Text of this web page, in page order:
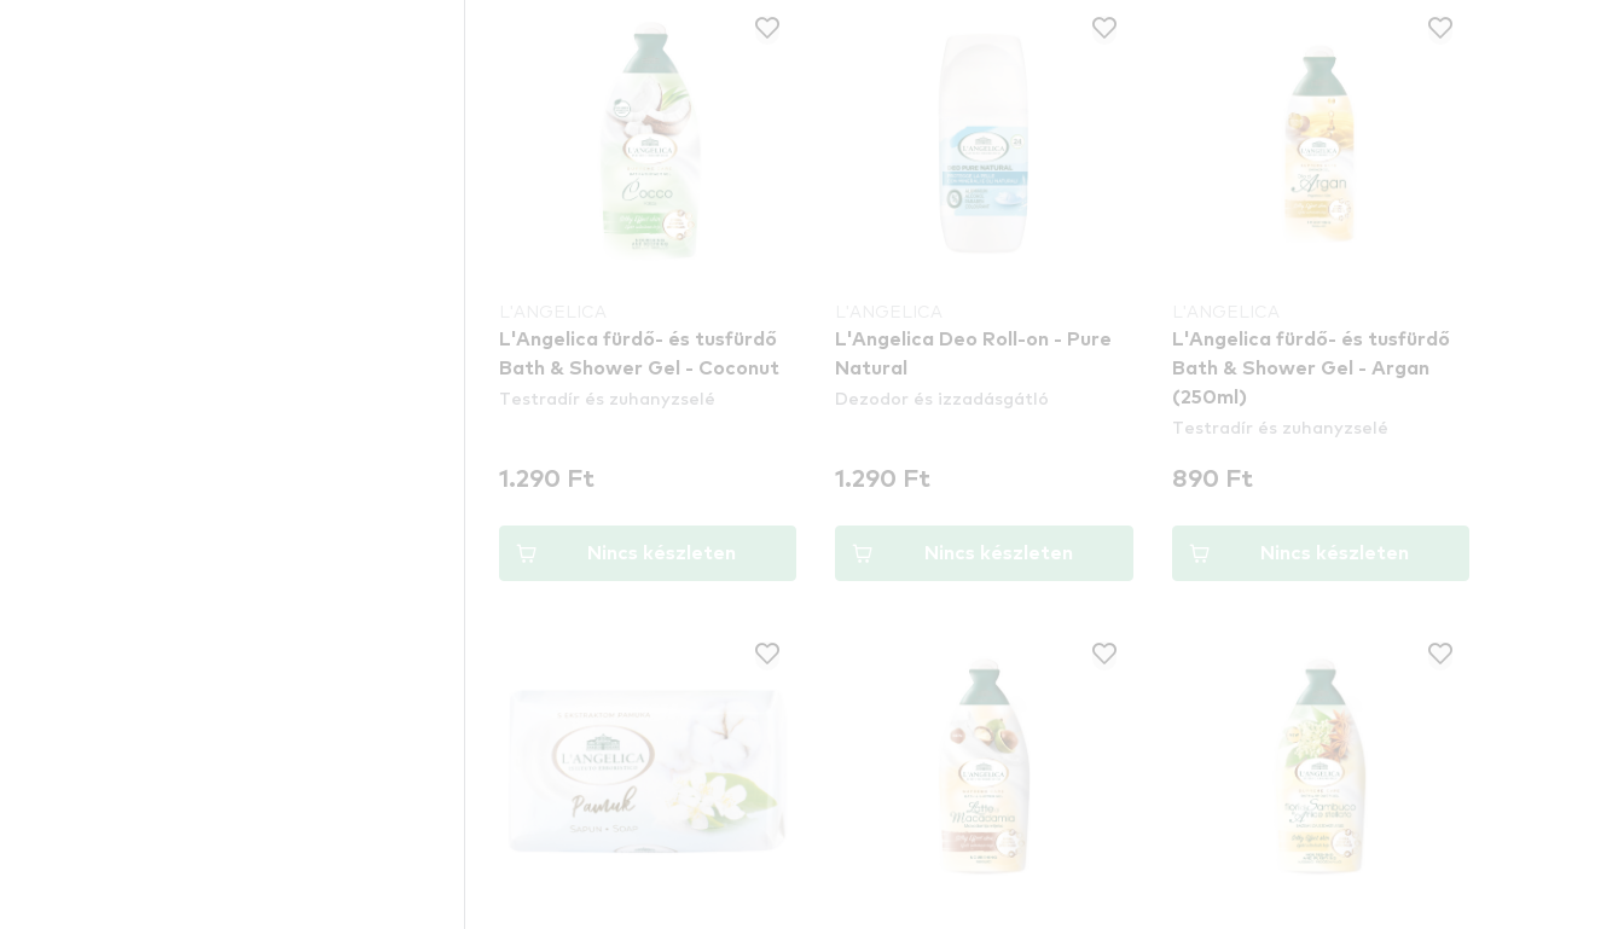
L'Angelica fürdő- és tusfürdő
Bath & Shower Gel - Coconut
Testradír és zuhanyzselé
1.290 Ft
Nincs készleten
L'Angelica Deo Roll-on - Pure
Natural
Dezodor és izzadásgátló
1.290 Ft
Nincs készleten
L'Angelica fürdő- és tusfürdő
Bath & Shower Gel - Argan
(250ml)
Testradír és zuhanyzselé
890 Ft
Nincs készleten